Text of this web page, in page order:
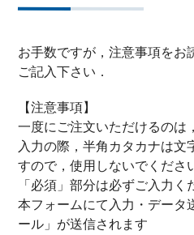
お手数ですが，注意事項をお
ご記入下さい．
【注意事項】
一度にご注文いただけるのは
入力の際，半角カタカナは文
すので，使用しないでくださ
「必須」部分は必ずご入力く
本フォームにて入力・データ
ール」が送信されます